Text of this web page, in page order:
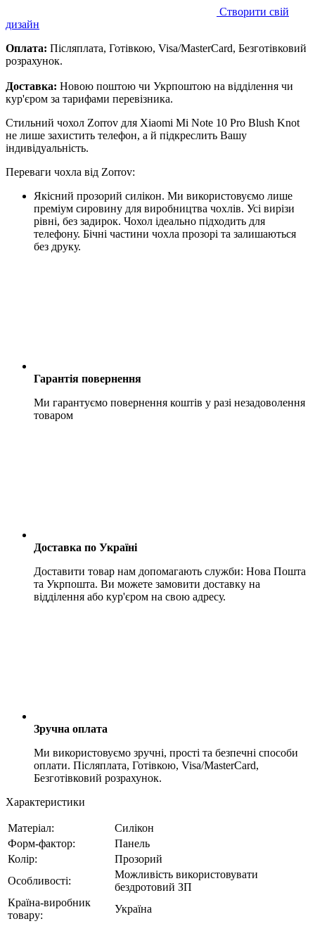
Створити свій
дизайн
Оплата: Післяплата, Готівкою, Visa/MasterCard, Безготівковий
розрахунок.
Доставка: Новою поштою чи Укрпоштою на відділення чи
кур'єром за тарифами перевізника.
Стильний чохол Zorrov для Xiaomi Mi Note 10 Pro Blush Knot
не лише захистить телефон, а й підкреслить Вашу
індивідуальність.
Переваги чохла від Zorrov:
Якісний прозорий силікон. Ми використовуємо лише
преміум сировину для виробництва чохлів. Усі вирізи
рівні, без задирок. Чохол ідеально підходить для
телефону. Бічні частини чохла прозорі та залишаються
без друку.
Гарантія повернення
Ми гарантуємо повернення коштів у разі незадоволення
товаром
Доставка по Україні
Доставити товар нам допомагають служби: Нова Пошта
та Укрпошта. Ви можете замовити доставку на
відділення або кур'єром на свою адресу.
Зручна оплата
Ми використовуємо зручні, прості та безпечні способи
оплати. Післяплата, Готівкою, Visa/MasterCard,
Безготівковий розрахунок.
Характеристики
Матеріал:
Силікон
Форм-фактор:
Панель
Колір:
Прозорий
Особливості:
Можливість використовувати
бездротовий ЗП
Країна-виробник
товару:
Україна